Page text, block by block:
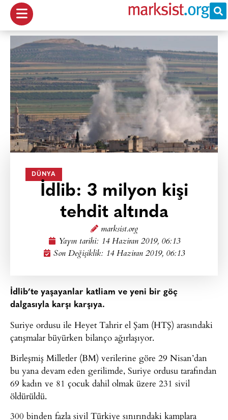
DÜNYA
İdlib: 3 milyon kişi
tehdit altında
marksist.org
Yayın tarihi: 14 Haziran 2019, 06:13
Son Değişiklik: 14 Haziran 2019, 06:13
İdlib’te yaşayanlar katliam ve yeni bir göç
dalgasıyla karşı karşıya.
Suriye ordusu ile Heyet Tahrir el Şam (HTŞ) arasındaki
çatışmalar büyürken bilanço ağırlaşıyor.
Birleşmiş Milletler (BM) verilerine göre 29 Nisan’dan
bu yana devam eden gerilimde, Suriye ordusu tarafından
69 kadın ve 81 çocuk dahil olmak üzere 231 sivil
öldürüldü.
300 binden fazla sivil Türkiye sınırındaki kamplara